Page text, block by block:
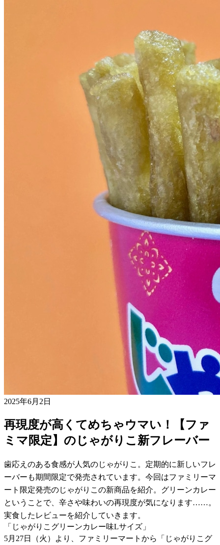
2025年6月2日
再現度が高くてめちゃウマい！【ファ
ミマ限定】のじゃがりこ新フレーバー
歯応えのある食感が人気のじゃがりこ。定期的に新しいフレ
ーバーも期間限定で発売されています。今回はファミリーマ
ート限定発売のじゃがりこの新商品を紹介。グリーンカレー
ということで、辛さや味わいの再現度が気になります……。
実食したレビューを紹介していきます。
「じゃがりこグリーンカレー味Lサイズ」
5月27日（火）より、ファミリーマートから「じゃがりこグ